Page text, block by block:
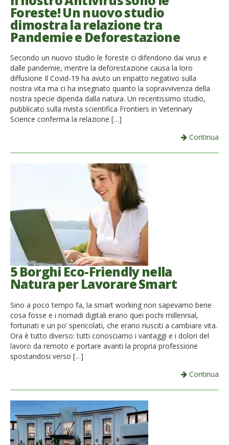
French
Italiano
Foreste! Un nuovo studio
dimostra la relazione tra
Pandemie e Deforestazione
Secondo un nuovo studio le foreste ci difendono dai virus e
dalle pandemie, mentre la deforestazione causa la loro
diffusione Il Covid-19 ha avuto un impatto negativo sulla
nostra vita ma ci ha insegnato quanto la sopravvivenza della
nostra specie dipenda dalla natura. Un recentissimo studio,
pubblicato sulla rivista scientifica Frontiers in Veterinary
Science conferma la relazione […]
Continua
5 Borghi Eco-Friendly nella
Natura per Lavorare Smart
Sino a poco tempo fa, la smart working non sapevamo bene
cosa fosse e i nomadi digitali erano quei pochi millennial,
fortunati e un po’ spericolati, che erano riusciti a cambiare vita.
Ora è tutto diverso: tutti conosciamo i vantaggi e i dolori del
lavoro da remoto e portare avanti la propria professione
spostandosi verso […]
Continua